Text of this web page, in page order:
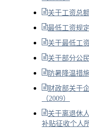
关于工资总
最低工资规定
关于最低工
关于部分公
防暑降温措
财政部关于
（2009）
关于离退休
补贴征收个人